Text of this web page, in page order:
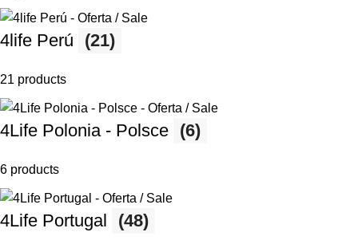
4life Perú (21)
21 products
4Life Polonia - Polsce (6)
6 products
4Life Portugal (48)